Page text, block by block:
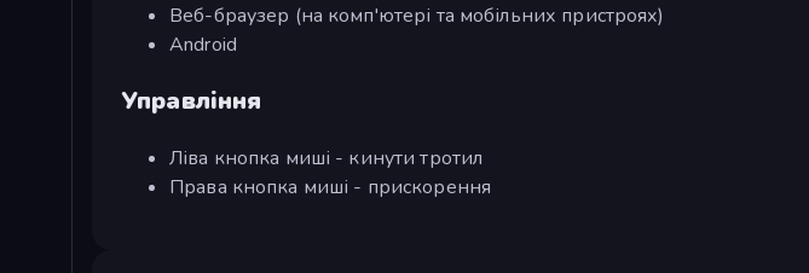
Веб-браузер (на комп'ютері та мобільних пристроях)
Android
Управління
Ліва кнопка миші - кинути тротил
Права кнопка миші - прискорення